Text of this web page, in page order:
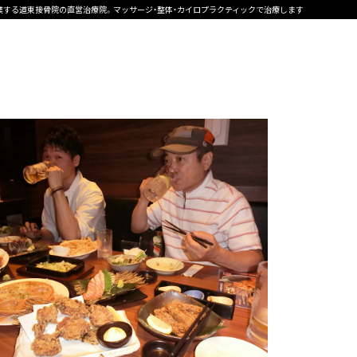
する道東接骨院の直営治療院。マッサージ・整体・カイロプラクティックで治療します